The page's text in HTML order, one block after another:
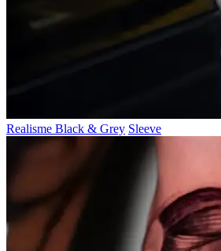
Realisme Black & Grey Sleeve